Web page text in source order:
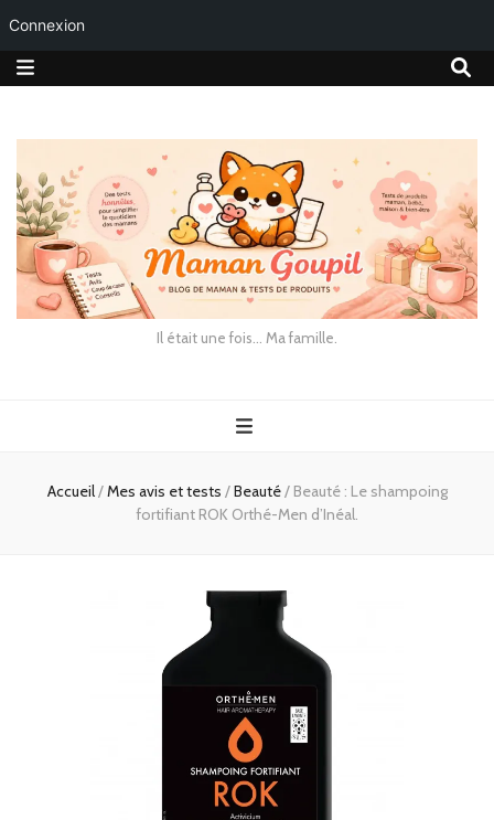
Connexion
Il était une fois… Ma famille.
Accueil/Mes avis et tests /Beauté/ Beauté : Le shampoing
fortifiant ROK Orthé-Men d’Inéal.